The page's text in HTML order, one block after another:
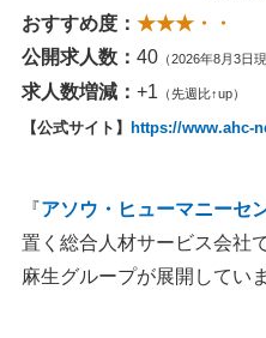
おすすめ度： ★★★・・
公開求人数： 40 （2026年8月3日現
求人数増減： +1 （先週比↑up）
【公式サイト】 https://www.ahc-
『アソウ・ヒューマニーセ
置く総合人材サービス会社
麻生グループが展開していま